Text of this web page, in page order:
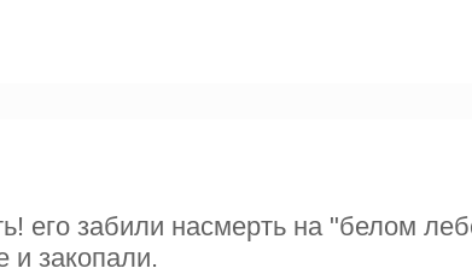
его забили насмерть на "белом
и закопали.